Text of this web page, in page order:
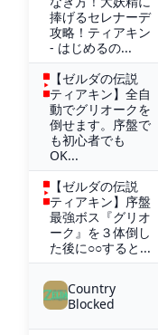
捧げるセレナーデ
攻略！ティアキン
- はじめるの...
【ゼルダの伝説
ティアキン】全自
動でグリオークを
倒せます。序盤で
も初心者でも
OK...
【ゼルダの伝説
ティアキン】序盤
最強ボス『グリオ
ーク』を３体倒し
た後に○○すると...
Country
Blocked